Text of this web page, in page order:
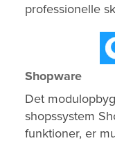
professionelle
Shopware
Det
shopssystem
funktioner, er